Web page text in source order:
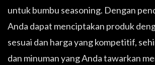
untuk bumbu seasoning. Dengan
Anda dapat menciptakan produk
sesuai dan harga yang kompetitif,
dan minuman yang Anda tawarkan